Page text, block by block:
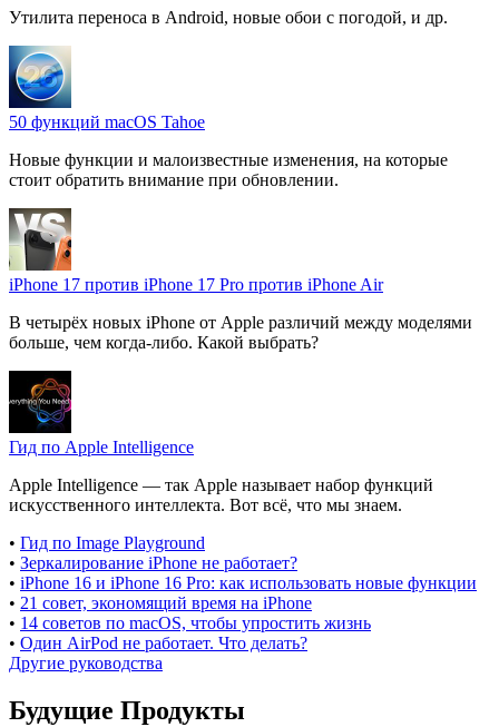
Утилита переноса в Android, новые обои с погодой, и др.
50 функций macOS Tahoe
Новые функции и малоизвестные изменения, на которые
стоит обратить внимание при обновлении.
iPhone 17 против iPhone 17 Pro против iPhone Air
В четырёх новых iPhone от Apple различий между моделями
больше, чем когда-либо. Какой выбрать?
Гид по Apple Intelligence
Apple Intelligence — так Apple называет набор функций
искусственного интеллекта. Вот всё, что мы знаем.
• Гид по Image Playground
• Зеркалирование iPhone не работает?
• iPhone 16 и iPhone 16 Pro: как использовать новые функции
• 21 совет, экономящий время на iPhone
• 14 советов по macOS, чтобы упростить жизнь
• Один AirPod не работает. Что делать?
Другие руководства
Будущие Продукты